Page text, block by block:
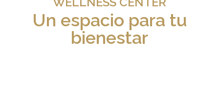
Un espacio para tu
bienestar